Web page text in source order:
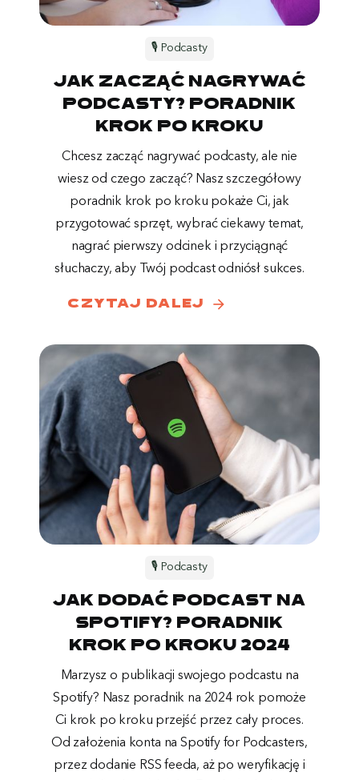
🎙️ Podcasty
Jak zacząć nagrywać
podcasty? Poradnik
krok po kroku
Chcesz zacząć nagrywać podcasty, ale nie
wiesz od czego zacząć? Nasz szczegółowy
poradnik krok po kroku pokaże Ci, jak
przygotować sprzęt, wybrać ciekawy temat,
nagrać pierwszy odcinek i przyciągnąć
słuchaczy, aby Twój podcast odniósł sukces.
czytaj dalej arrow_forward
🎙️ Podcasty
Jak dodać podcast na
Spotify? Poradnik
krok po kroku 2024
Marzysz o publikacji swojego podcastu na
Spotify? Nasz poradnik na 2024 rok pomoże
Ci krok po kroku przejść przez cały proces.
Od założenia konta na Spotify for Podcasters,
przez dodanie RSS feeda, aż po weryfikację i